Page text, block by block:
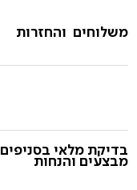
משלוחים והחזרות
בדיקת מלאי בסניפים
מבצעים והנחות